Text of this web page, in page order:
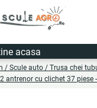
acasa
/ Scule auto / Trusa chei
antrenor cu clichet 37 piese -